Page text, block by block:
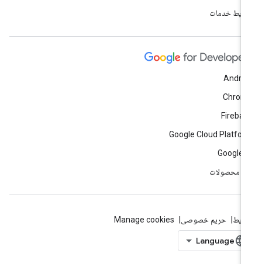
خدمات
Google Cloud
Google
محصولات
حریم خصوصی Manage cookies